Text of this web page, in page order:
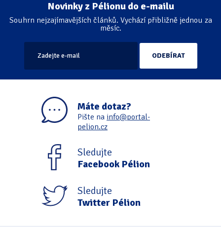
Novinky z Pélionu do e-mailu
Souhrn nejzajímavějších článků. Vychází přibližně jednou za
měsíc.
Máte dotaz?
Pište na info@portal-
pelion.cz
Sledujte
Facebook Pélion
Sledujte
Twitter Pélion